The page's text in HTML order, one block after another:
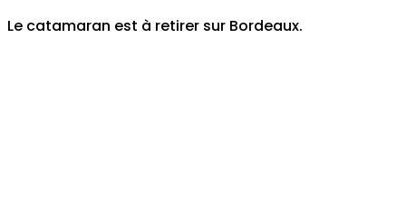
Le catamaran est à retirer sur Bordeaux.